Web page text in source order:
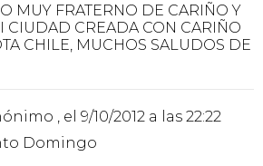
MUY FRATERNO DE CARIÑO Y
CIUDAD CREADA CON CARIÑO
CHILE, MUCHOS SALUDOS DE
, el 9/10/2012 a las 22:22
Domingo